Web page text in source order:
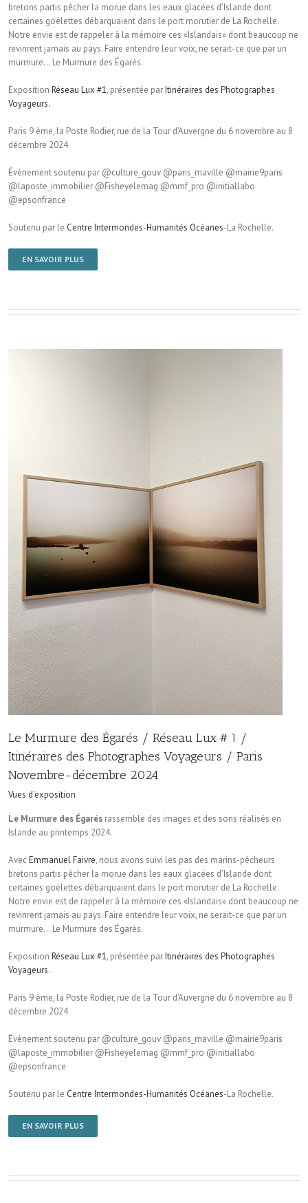
bretons partis pêcher la morue dans les eaux glacées d’Islande dont
certaines goélettes débarquaient dans le port morutier de La Rochelle.
Notre envie est de rappeler à la mémoire ces «Islandais» dont beaucoup ne
revinrent jamais au pays. Faire entendre leur voix, ne serait-ce que par un
murmure… Le Murmure des Égarés.
Exposition Réseau Lux #1, présentée parItinéraires des Photographes
Voyageurs.
Paris 9 ème, la Poste Rodier, rue de la Tour d’Auvergne du 6 novembre au 8
décembre 2024
Évènement soutenu par @culture_gouv @paris_maville @mairie9paris
@laposte_immobilier @Fisheyelemag @mmf_pro @initiallabo
@epsonfrance
Soutenu par le Centre Intermondes-Humanités Océanes-La Rochelle.
EN SAVOIR PLUS
Le Murmure des Égarés / Réseau Lux # 1 /
Itinéraires des Photographes Voyageurs / Paris
Novembre-décembre 2024
Vues d'exposition
Le Murmure des Égarés rassemble des images et des sons réalisés en
Islande au printemps 2024.
AvecEmmanuel Faivre, nous avons suivi les pas des marins-pêcheurs
bretons partis pêcher la morue dans les eaux glacées d’Islande dont
certaines goélettes débarquaient dans le port morutier de La Rochelle.
Notre envie est de rappeler à la mémoire ces «Islandais» dont beaucoup ne
revinrent jamais au pays. Faire entendre leur voix, ne serait-ce que par un
murmure… Le Murmure des Égarés.
Exposition Réseau Lux #1, présentée parItinéraires des Photographes
Voyageurs.
Paris 9 ème, la Poste Rodier, rue de la Tour d’Auvergne du 6 novembre au 8
décembre 2024
Évènement soutenu par @culture_gouv @paris_maville @mairie9paris
@laposte_immobilier @Fisheyelemag @mmf_pro @initiallabo
@epsonfrance
Soutenu par le Centre Intermondes-Humanités Océanes-La Rochelle.
EN SAVOIR PLUS